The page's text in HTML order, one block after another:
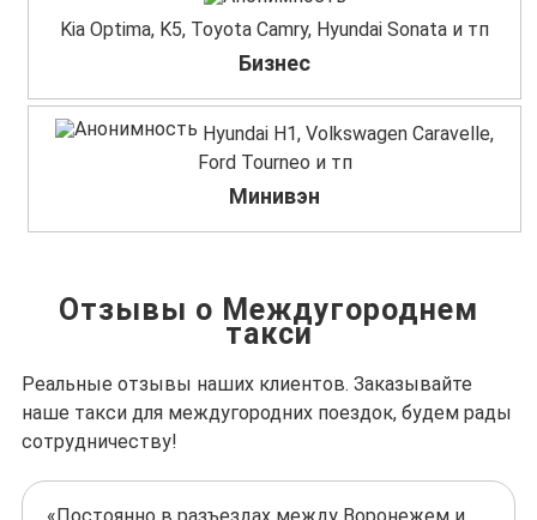
Kia Optima, K5, Toyota Camry, Hyundai Sonata и тп
Бизнес
Hyundai H1, Volkswagen Caravelle,
Ford Tourneo и тп
Минивэн
Отзывы о Междугороднем
такси
Реальные отзывы наших клиентов. Заказывайте
наше такси для междугородних поездок, будем рады
сотрудничеству!